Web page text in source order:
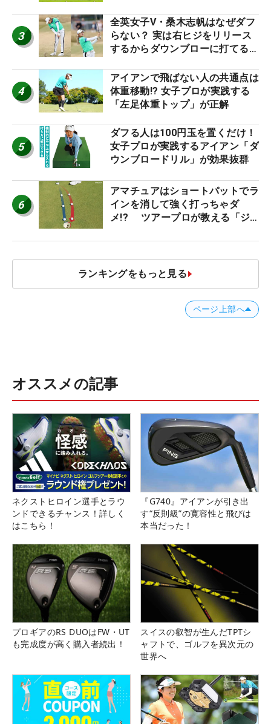
3
全英女子V・桑木志帆はなぜダフ
らない？ 実は右ヒジをリリース
するからダウンブローに打てる #
4
アイアンで飛ばない人の共通点は
体重移動!? 女子プロが実践する
「左足体重トップ」が正解
5
ダフる人は100円玉を置くだけ！
女子プロが実践するアイアン「ダ
ウンブロードリル」が効果抜群
6
アマチュアはショートパットでラ
インを消して強く打っちゃダ
メ!? ツアープロが教える「ジ
減するワケ
ランキングをもっと見る
ページ上部へ
オススメの記事
ネクストヒロイン選手とラウ
ンドできるチャンス！詳しく
はこちら！
『G740』アイアンが引き出
す“反則級”の寛容性と飛びは
本当だった！
プロギアのRS DUOはFW・UT
も完成度が高く購入者続出！
スイスの叡智が生んだTPTシ
ャフトで、ゴルフを異次元の
世界へ